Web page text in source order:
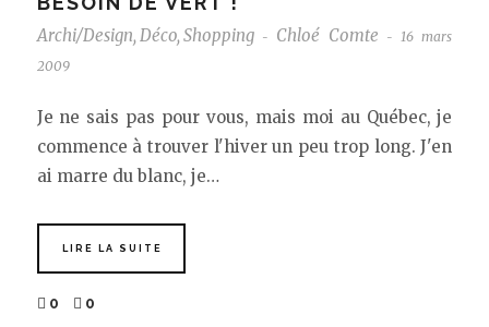
Archi/Design, Déco, Shopping - Chloé Comte -
16 mars
2009
Je ne sais pas pour vous, mais moi au Québec, je
commence à trouver l'hiver un peu trop long. J'en
ai marre du blanc, je…
LIRE LA SUITE
0 0